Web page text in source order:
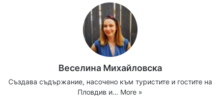
Веселина Михайловска
Създава съдържание, насочено към туристите и гостите на
Пловдив и… More »